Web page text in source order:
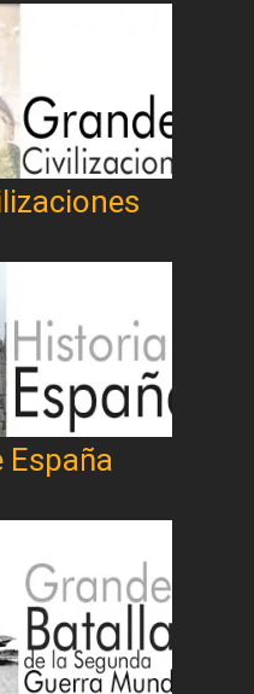
España